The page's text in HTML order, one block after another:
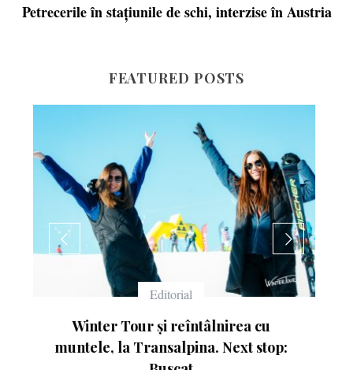
Petrecerile în stațiunile de schi, interzise în Austria
FEATURED POSTS
Echipament
Ce înseamnă numerele de pe schiuri